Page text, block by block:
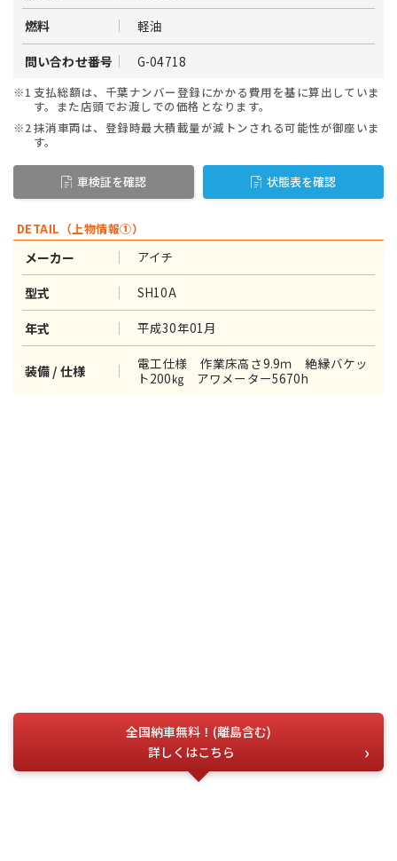
燃料 軽油
問い合わせ番号 G-04718
※1 支払総額は、千葉ナンバー登録にかかる費用を基に算出していま
す。また店頭でお渡しでの価格となります。
※2抹消車両は、登録時最大積載量が減トンされる可能性が御座いま
す。
車検証を確認 状態表を確認
DETAIL（上物情報①）
メーカー アイチ
型式 SH10A
年式 平成30年01月
装備 / 仕様
電工仕様 作業床高さ9.9ｍ 絶縁バケッ
ト200㎏ アワメーター5670h
全国納車無料！(離島含む)
詳しくはこちら